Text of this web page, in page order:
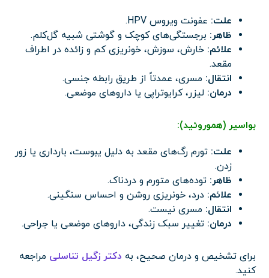
علت: عفونت ویروس HPV.
ظاهر: برجستگی‌های کوچک و گوشتی شبیه گل‌کلم.
علائم: خارش، سوزش، خونریزی کم و زائده در اطراف
مقعد.
انتقال: مسری، عمدتاً از طریق رابطه جنسی.
درمان: لیزر، کرایوتراپی یا داروهای موضعی.
بواسیر (هموروئید):
علت: تورم رگ‌های مقعد به دلیل یبوست، بارداری یا زور
زدن.
ظاهر: توده‌های متورم و دردناک.
علائم: درد، خونریزی روشن و احساس سنگینی.
انتقال: مسری نیست.
درمان: تغییر سبک زندگی، داروهای موضعی یا جراحی.
برای تشخیص و درمان صحیح، به دکتر زگیل تناسلی مراجعه
کنید.